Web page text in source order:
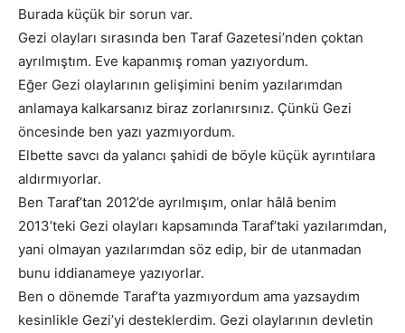
Burada küçük bir sorun var.
Gezi olayları sırasında ben Taraf Gazetesi’nden çoktan
ayrılmıştım. Eve kapanmış roman yazıyordum.
Eğer Gezi olaylarının gelişimini benim yazılarımdan
anlamaya kalkarsanız biraz zorlanırsınız. Çünkü Gezi
öncesinde ben yazı yazmıyordum.
Elbette savcı da yalancı şahidi de böyle küçük ayrıntılara
aldırmıyorlar.
Ben Taraf’tan 2012’de ayrılmışım, onlar hâlâ benim
2013’teki Gezi olayları kapsamında Taraf’taki yazılarımdan,
yani olmayan yazılarımdan söz edip, bir de utanmadan
bunu iddianameye yazıyorlar.
Ben o dönemde Taraf’ta yazmıyordum ama yazsaydım
kesinlikle Gezi’yi desteklerdim. Gezi olaylarının devletin